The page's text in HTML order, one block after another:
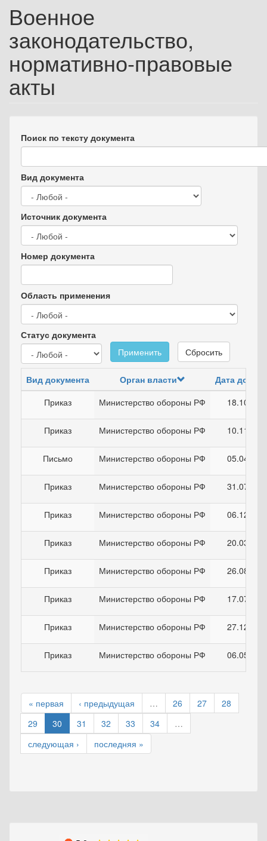
Военное
законодательство,
нормативно-правовые
акты
Поиск по тексту документа
Вид документа
Источник документа
Номер документа
Область применения
Статус документа
Применить
Сбросить
Вид документа Орган власти
Дата
Приказ
Министерство обороны РФ
Приказ Министерство обороны РФ
Письмо Министерство обороны РФ
Приказ Министерство обороны РФ
Приказ Министерство обороны РФ
Приказ Министерство обороны РФ
Приказ Министерство обороны РФ
Приказ Министерство обороны РФ
Приказ Министерство обороны РФ
Приказ Министерство обороны РФ
« первая ‹ предыдущая … 26 27
28
29
30 31 32 33 34
…
следующая ›
последняя »